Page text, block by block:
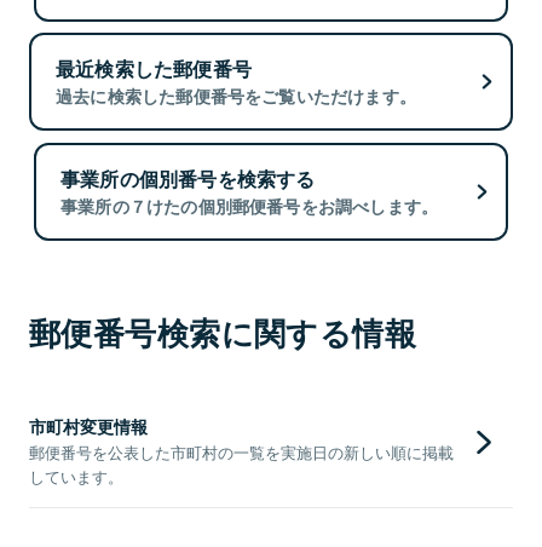
最近検索した郵便番号
過去に検索した郵便番号をご覧いただけます。
事業所の個別番号を検索する
事業所の７けたの個別郵便番号をお調べします。
郵便番号検索に関する情報
市町村変更情報
郵便番号を公表した市町村の一覧を実施日の新しい順に掲載
しています。